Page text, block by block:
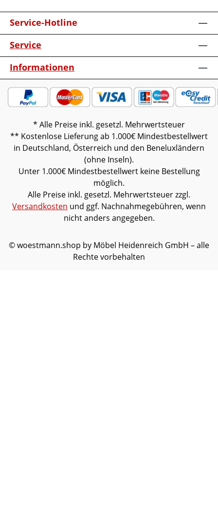
Service-Hotline
Service
Informationen
* Alle Preise inkl. gesetzl. Mehrwertsteuer
** Kostenlose Lieferung ab 1.000€ Mindestbestellwert
in Deutschland, Österreich und den Beneluxländern
(ohne Inseln).
Unter 1.000€ Mindestbestellwert keine Bestellung
möglich.
Alle Preise inkl. gesetzl. Mehrwertsteuer zzgl.
Versandkosten und ggf. Nachnahmegebühren, wenn
nicht anders angegeben.
© woestmann.shop by Möbel Heidenreich GmbH – alle
Rechte vorbehalten